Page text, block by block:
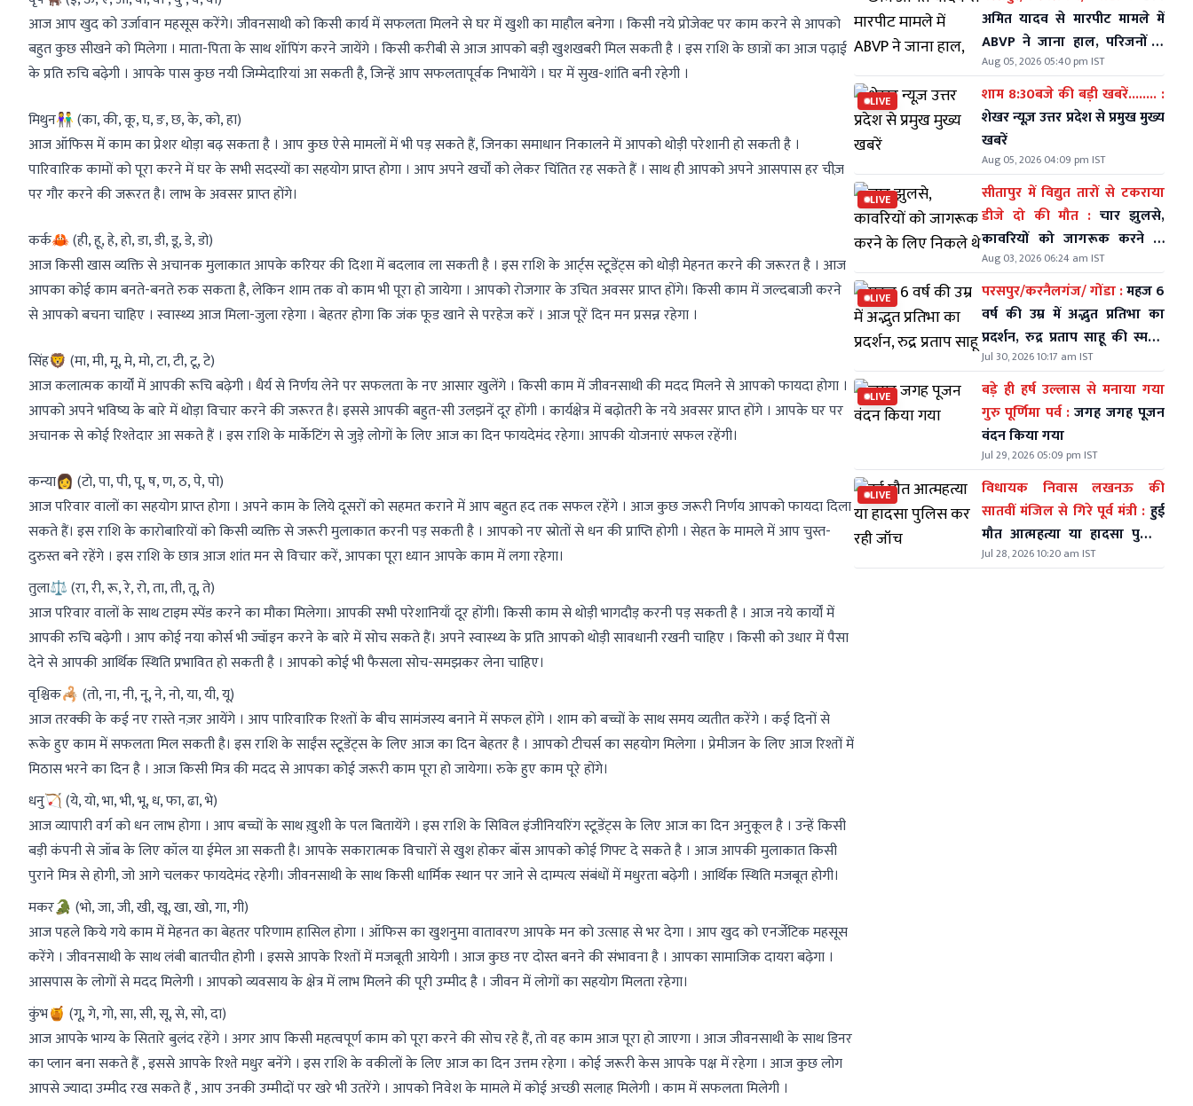
आज आप खुद को उर्जावान महसूस करेंगे। जीवनसाथी को किसी कार्य में सफलता मिलने से घर में खुशी का माहौल बनेगा । किसी नये प्रोजेक्ट पर काम करने से आपको
बहुत कुछ सीखने को मिलेगा । माता-पिता के साथ शॉपिंग करने जायेंगे । किसी करीबी से आज आपको बड़ी खुशखबरी मिल सकती है । इस राशि के छात्रों का आज पढ़ाई
के प्रति रुचि बढ़ेगी । आपके पास कुछ नयी जिम्मेदारियां आ सकती है, जिन्हें आप सफलतापूर्वक निभायेंगे । घर में सुख-शांति बनी रहेगी ।
मिथुन👫 (का, की, कू, घ, ङ, छ, के, को, हा)
आज ऑफिस में काम का प्रेशर थोड़ा बढ़ सकता है । आप कुछ ऐसे मामलों में भी पड़ सकते हैं, जिनका समाधान निकालने में आपको थोड़ी परेशानी हो सकती है ।
पारिवारिक कामों को पूरा करने में घर के सभी सदस्यों का सहयोग प्राप्त होगा । आप अपने खर्चों को लेकर चिंतित रह सकते हैं । साथ ही आपको अपने आसपास हर चीज़
पर गौर करने की जरूरत है। लाभ के अवसर प्राप्त होंगे।
कर्क🦀 (ही, हू, हे, हो, डा, डी, डू, डे, डो)
आज किसी खास व्यक्ति से अचानक मुलाकात आपके करियर की दिशा में बदलाव ला सकती है । इस राशि के आर्ट्स स्टूडेंट्स को थोड़ी मेहनत करने की जरूरत है । आज
आपका कोई काम बनते-बनते रुक सकता है, लेकिन शाम तक वो काम भी पूरा हो जायेगा । आपको रोजगार के उचित अवसर प्राप्त होंगे। किसी काम में जल्दबाजी करने
से आपको बचना चाहिए । स्वास्थ्य आज मिला-जुला रहेगा । बेहतर होगा कि जंक फूड खाने से परहेज करें । आज पूरें दिन मन प्रसन्न रहेगा ।
सिंह🦁 (मा, मी, मू, मे, मो, टा, टी, टू, टे)
आज कलात्मक कार्यों में आपकी रूचि बढ़ेगी । धैर्य से निर्णय लेने पर सफलता के नए आसार खुलेंगे । किसी काम में जीवनसाथी की मदद मिलने से आपको फायदा होगा ।
आपको अपने भविष्य के बारे में थोड़ा विचार करने की जरूरत है। इससे आपकी बहुत-सी उलझनें दूर होंगी । कार्यक्षेत्र में बढ़ोतरी के नये अवसर प्राप्त होंगे । आपके घर पर
अचानक से कोई रिश्तेदार आ सकते हैं । इस राशि के मार्केटिंग से जुड़े लोगों के लिए आज का दिन फायदेमंद रहेगा। आपकी योजनाएं सफल रहेंगी।
कन्या👩 (टो, पा, पी, पू, ष, ण, ठ, पे, पो)
आज परिवार वालों का सहयोग प्राप्त होगा । अपने काम के लिये दूसरों को सहमत कराने में आप बहुत हद तक सफल रहेंगे । आज कुछ जरूरी निर्णय आपको फायदा दिला
सकते हैं। इस राशि के कारोबारियों को किसी व्यक्ति से जरूरी मुलाकात करनी पड़ सकती है । आपको नए स्रोतों से धन की प्राप्ति होगी । सेहत के मामले में आप चुस्त-
दुरुस्त बने रहेंगे । इस राशि के छात्र आज शांत मन से विचार करें, आपका पूरा ध्यान आपके काम में लगा रहेगा।
तुला⚖️ (रा, री, रू, रे, रो, ता, ती, तू, ते)
आज परिवार वालों के साथ टाइम स्पेंड करने का मौका मिलेगा। आपकी सभी परेशानियाँ दूर होंगी। किसी काम से थोड़ी भागदौड़ करनी पड़ सकती है । आज नये कार्यों में
आपकी रुचि बढ़ेगी । आप कोई नया कोर्स भी ज्वॉइन करने के बारे में सोच सकते हैं। अपने स्वास्थ्य के प्रति आपको थोड़ी सावधानी रखनी चाहिए । किसी को उधार में पैसा
देने से आपकी आर्थिक स्थिति प्रभावित हो सकती है । आपको कोई भी फैसला सोच-समझकर लेना चाहिए।
वृश्चिक🦂 (तो, ना, नी, नू, ने, नो, या, यी, यू)
आज तरक्की के कई नए रास्ते नज़र आयेंगे । आप पारिवारिक रिश्तों के बीच सामंजस्य बनाने में सफल होंगे । शाम को बच्चों के साथ समय व्यतीत करेंगे । कई दिनों से
रूके हुए काम में सफलता मिल सकती है। इस राशि के साईंस स्टूडेंट्स के लिए आज का दिन बेहतर है । आपको टीचर्स का सहयोग मिलेगा । प्रेमीजन के लिए आज रिश्तों में
मिठास भरने का दिन है । आज किसी मित्र की मदद से आपका कोई जरूरी काम पूरा हो जायेगा। रुके हुए काम पूरे होंगे।
धनु🏹 (ये, यो, भा, भी, भू, ध, फा, ढा, भे)
आज व्यापारी वर्ग को धन लाभ होगा । आप बच्चों के साथ ख़ुशी के पल बितायेंगे । इस राशि के सिविल इंजीनियरिंग स्टूडेंट्स के लिए आज का दिन अनुकूल है । उन्हें किसी
बड़ी कंपनी से जॉब के लिए कॉल या ईमेल आ सकती है। आपके सकारात्मक विचारों से खुश होकर बॉस आपको कोई गिफ्ट दे सकते है । आज आपकी मुलाकात किसी
पुराने मित्र से होगी, जो आगे चलकर फायदेमंद रहेगी। जीवनसाथी के साथ किसी धार्मिक स्थान पर जाने से दाम्पत्य संबंधों में मधुरता बढ़ेगी । आर्थिक स्थिति मजबूत होगी।
मकर🐊 (भो, जा, जी, खी, खू, खा, खो, गा, गी)
आज पहले किये गये काम में मेहनत का बेहतर परिणाम हासिल होगा । ऑफिस का खुशनुमा वातावरण आपके मन को उत्साह से भर देगा । आप खुद को एनर्जेटिक महसूस
करेंगे । जीवनसाथी के साथ लंबी बातचीत होगी । इससे आपके रिश्तों में मजबूती आयेगी । आज कुछ नए दोस्त बनने की संभावना है । आपका सामाजिक दायरा बढ़ेगा ।
आसपास के लोगों से मदद मिलेगी । आपको व्यवसाय के क्षेत्र में लाभ मिलने की पूरी उम्मीद है । जीवन में लोगों का सहयोग मिलता रहेगा।
कुंभ🍯 (गू, गे, गो, सा, सी, सू, से, सो, दा)
आज आपके भाग्य के सितारे बुलंद रहेंगे । अगर आप किसी महत्वपूर्ण काम को पूरा करने की सोच रहे हैं, तो वह काम आज पूरा हो जाएगा । आज जीवनसाथी के साथ डिनर
का प्लान बना सकते हैं , इससे आपके रिश्ते मधुर बनेंगे । इस राशि के वकीलों के लिए आज का दिन उत्तम रहेगा । कोई जरूरी केस आपके पक्ष में रहेगा । आज कुछ लोग
आपसे ज्यादा उम्मीद रख सकते हैं , आप उनकी उम्मीदों पर खरे भी उतरेंगे । आपको निवेश के मामले में कोई अच्छी सलाह मिलेगी । काम में सफलता मिलेगी ।
अमित यादव से मारपीट मामले में
ABVP ने जाना हाल, परिजनों से
की मुलाकात
Aug 05, 2026 05:40 pm IST
LIVE
शाम 8:30बजे की बड़ी खबरें........ :
शेखर न्यूज़ उत्तर प्रदेश से प्रमुख मुख्य
खबरें
Aug 05, 2026 04:09 pm IST
LIVE
सीतापुर में विद्युत तारों से टकराया
डीजे दो की मौत : चार झुलसे,
कावरियों को जागरूक करने के
लिए निकले थे
Aug 03, 2026 06:24 am IST
LIVE परसपुर/करनैलगंज/ गोंडा :महज 6
वर्ष की उम्र में अद्भुत प्रतिभा का
प्रदर्शन, रुद्र प्रताप साहू की स्मरण
शक्ति ने सभी को किया हैरान
Jul 30, 2026 10:17 am IST
LIVE
बड़े ही हर्ष उल्लास से मनाया गया
गुरु पूर्णिमा पर्व :जगह जगह पूजन
वंदन किया गया
Jul 29, 2026 05:09 pm IST
LIVE
विधायक निवास लखनऊ की
सातवीं मंजिल से गिरे पूर्व मंत्री : हुई
मौत आत्महत्या या हादसा पुलिस
कर रही जॉच
Jul 28, 2026 10:20 am IST